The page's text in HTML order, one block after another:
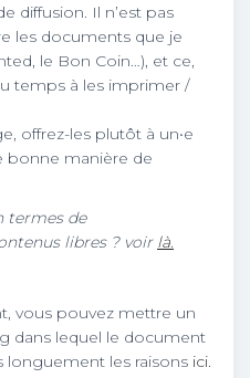
diffusion. Il n’est pas
les documents que je
le Bon Coin…), et ce,
temps à les imprimer /
offrez-les plutôt à un•e
bonne manière de
termes de
libres ? voir là.
vous pouvez mettre un
dans lequel le document
longuement les raisons ici.